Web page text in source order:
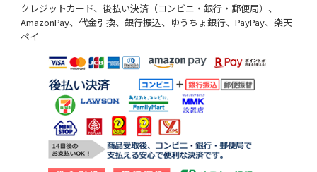
クレジットカード、後払い決済（コンビニ・銀行・郵便局）、
AmazonPay、代金引換、銀行振込、ゆうちょ銀行、PayPay、楽天
ペイ